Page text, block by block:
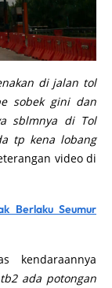
di jalan tol
sobek gini dan
sblmnya di Tol
tp kena lobang
video di
Berlaku Seumur
kendaraannya
ada potongan